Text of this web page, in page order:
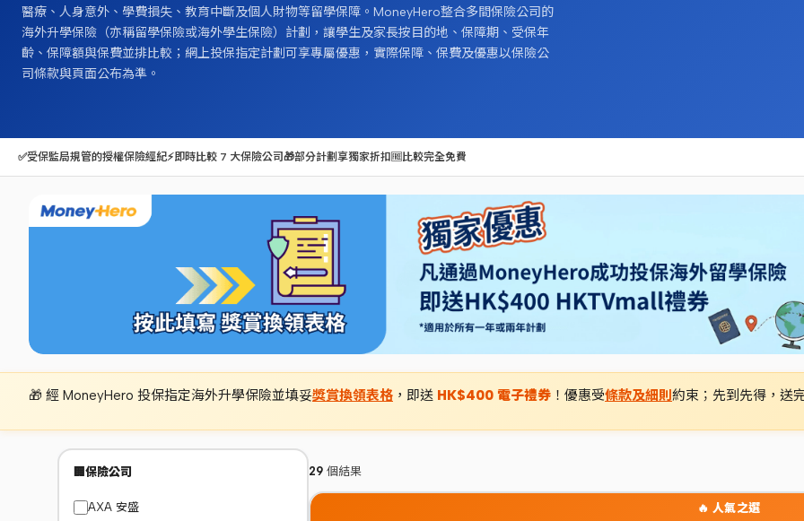
醫療、人身意外、學費損失、教育中斷及個人財物等留學保障。MoneyHero整合多間保險公司的
海外升學保險（亦稱留學保險或海外學生保險）計劃，讓學生及家長按目的地、保障期、受保年
齡、保障額與保費並排比較；網上投保指定計劃可享專屬優惠，實際保障、保費及優惠以保險公
司條款與頁面公布為準。
✅受保監局規管的授權保險經紀⚡即時比較 7 大保險公司🎁部分計劃享獨家折扣 🆓比較完全免費
🎁 經 MoneyHero 投保指定海外升學保險並填妥獎賞換領表格 ，即送 HK$400 電子禮券 ！優惠受條款及細則 約束；先到先得，送
🏢 保險公司
AXA 安盛
29 個結果
🔥 人氣之選